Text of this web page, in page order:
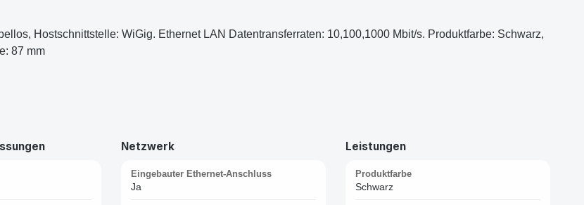
Hostschnittstelle: WiGig. Ethernet LAN Datentransferraten: 10,100,1000 Mbit/s. Produktfarbe: Schwarz,
87 mm
Netzwerk
Eingebauter Ethernet-Anschluss
Ja
Leistungen
Produktfarbe
Schwarz